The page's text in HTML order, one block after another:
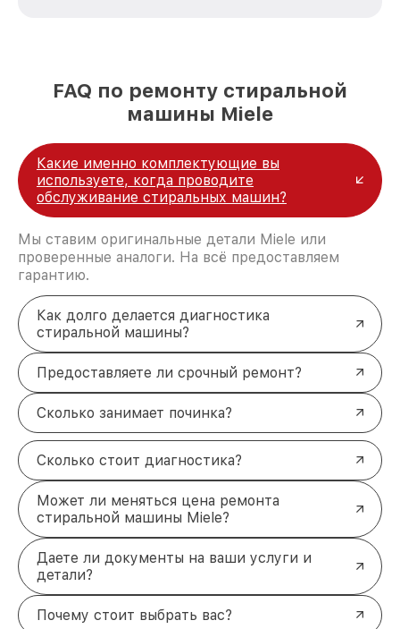
Москве, постоянно повышая уровень доверия
и лояльности наших клиентов.
FAQ по ремонту стиральной
машины Miele
Какие именно комплектующие вы
используете, когда проводите
обслуживание стиральных машин?
Мы ставим оригинальные детали Miele или
проверенные аналоги. На всё предоставляем
гарантию.
Как долго делается диагностика
стиральной машины?
Предоставляете ли срочный ремонт?
Сколько занимает починка?
Сколько стоит диагностика?
Может ли меняться цена ремонта
стиральной машины Miele?
Даете ли документы на ваши услуги и
детали?
Почему стоит выбрать вас?